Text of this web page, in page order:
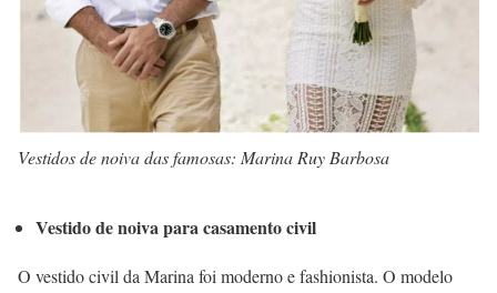
Vestidos de noiva das famosas: Marina Ruy Barbosa
Vestido de noiva para casamento civil
O vestido civil da Marina foi moderno e fashionista. O modelo